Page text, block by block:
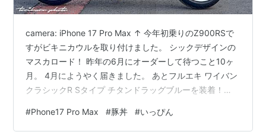
camera: iPhone 17 Pro Max ↑ 今年初乗りのZ900RSで
すがビキニカウルを取り付けました。 シックデザインの
マスカロード！ 昨年の6月にオーダーして待つこと10ヶ
月。 4月にようやく届きました。 あとフルエキ ワイバン
クラシックR Sタイプ チタンドラッグブルーを装着！
中断。2日がかりの5時間程度で作業完了。 66歳の休み休
みの作業は時間がかかります。 camera: iPhone 17 Pro
#Phone17 Pro Max #豚丼 #いっぴん